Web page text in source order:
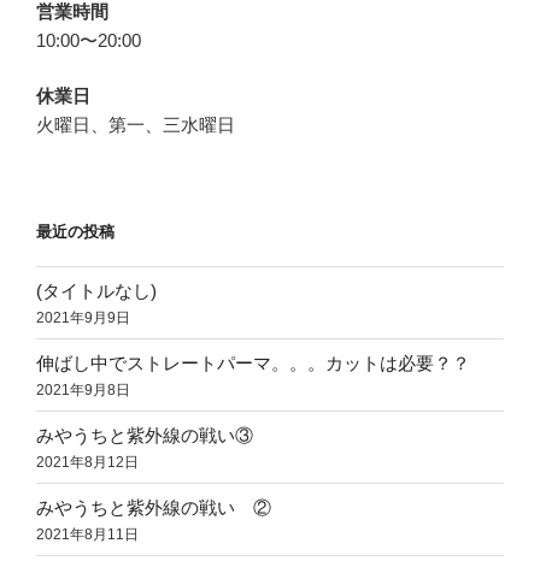
営業時間
10:00〜20:00
休業日
火曜日、第一、三水曜日
最近の投稿
(タイトルなし)
2021年9月9日
伸ばし中でストレートパーマ。。。カットは必要？？
2021年9月8日
みやうちと紫外線の戦い③
2021年8月12日
みやうちと紫外線の戦い ②
2021年8月11日